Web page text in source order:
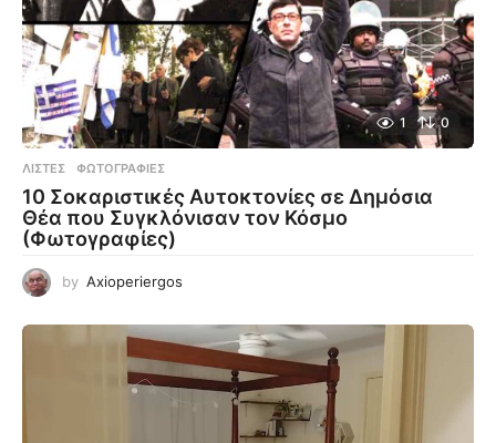
1 0
ΛΊΣΤΕΣ ,ΦΩΤΟΓΡΑΦΊΕΣ
10 Σοκαριστικές Αυτοκτονίες σε Δημόσια
Θέα που Συγκλόνισαν τον Κόσμο
(Φωτογραφίες)
by Axioperiergos